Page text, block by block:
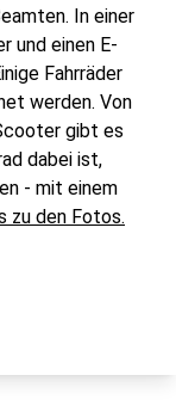
In einer
und einen E-
Fahrräder
werden. Von
gibt es
dabei ist,
- mit einem
zu den Fotos.